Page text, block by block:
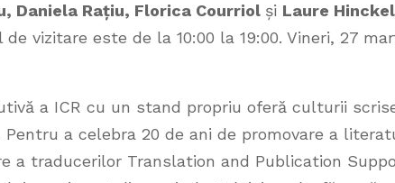
Daniela Rațiu, Florica Courriol și Laure
vizitare este de la 10:00 la 19:00. Vineri, 27
a ICR cu un stand propriu oferă culturii
a celebra 20 de ani de promovare a
a traducerilor Translation and Publication